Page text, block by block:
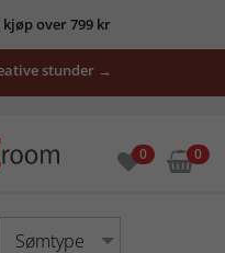
her
stunder →
0 0
Sømtype